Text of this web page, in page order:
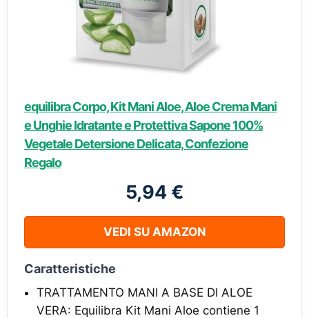
equilibra Corpo, Kit Mani Aloe, Aloe Crema Mani
e Unghie Idratante e Protettiva Sapone 100%
Vegetale Detersione Delicata, Confezione
Regalo
5,94 €
VEDI SU AMAZON
Caratteristiche
TRATTAMENTO MANI A BASE DI ALOE
VERA: Equilibra Kit Mani Aloe contiene 1